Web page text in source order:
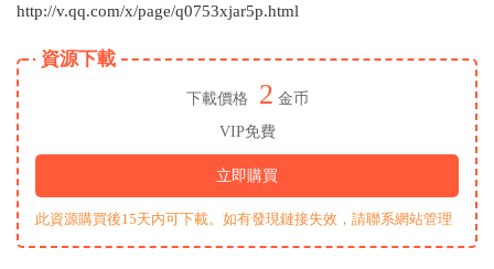
http://v.qq.com/x/page/q0753xjar5p.html
資源下載
下載價格 2 金币
VIP免費
立即購買
此資源購買後15天内可下載。如有發現鏈接失效，請聯系網站管理